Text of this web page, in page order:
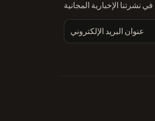
عنوان البريد الإلكتروني